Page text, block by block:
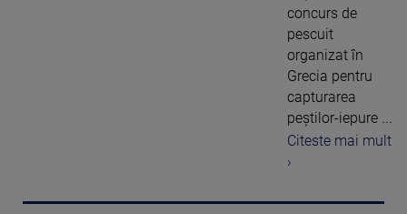
concurs de
pescuit
organizat în
Grecia pentru
capturarea
peștilor-iepure ...
Citeste mai mult
›